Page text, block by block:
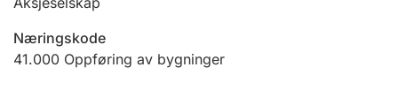
Offentlig sektor
Næringskode
41.000 Oppføring av bygninger